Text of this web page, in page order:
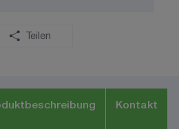
Teilen
Kontakt